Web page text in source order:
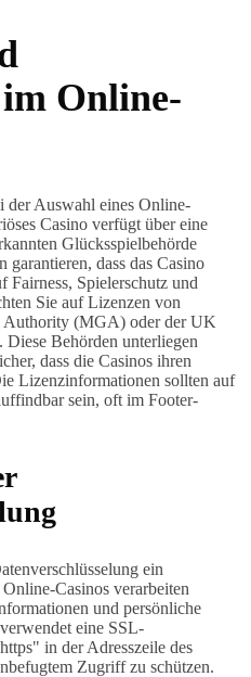
Online-
der Auswahl eines Online-
Casino verfügt über eine
Glücksspielbehörde
garantieren, dass das Casino
Fairness, Spielerschutz und
Sie auf Lizenzen von
Authority (MGA) oder der UK
Behörden unterliegen
dass die Casinos ihren
Lizenzinformationen sollten auf
sein, oft im Footer-
ein
Casinos verarbeiten
und persönliche
eine SSL-
in der Adresszeile des
Zugriff zu schützen.